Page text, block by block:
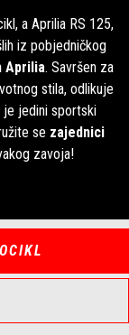
a Aprilia RS 125,
iz pobjedničkog
Aprilia. Savršen za
stila, odlikuje
jedini sportski
se zajednici
zavoja!